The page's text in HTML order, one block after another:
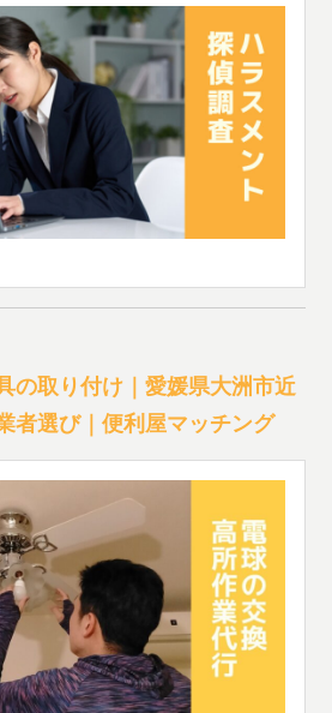
の取り付け｜愛媛県大洲市近
者選び｜便利屋マッチング